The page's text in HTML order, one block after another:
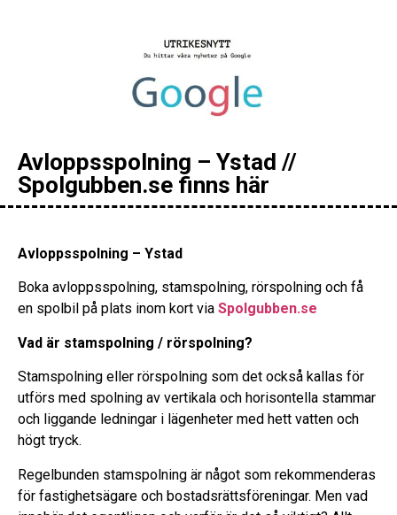
Avloppsspolning – Ystad //
Spolgubben.se finns här
Avloppsspolning – Ystad
Boka avloppsspolning, stamspolning, rörspolning och få
en spolbil på plats inom kort via Spolgubben.se
Vad är stamspolning / rörspolning?
Stamspolning eller rörspolning som det också kallas för
utförs med spolning av vertikala och horisontella stammar
och liggande ledningar i lägenheter med hett vatten och
högt tryck.
Regelbunden stamspolning är något som rekommenderas
för fastighetsägare och bostadsrättsföreningar. Men vad